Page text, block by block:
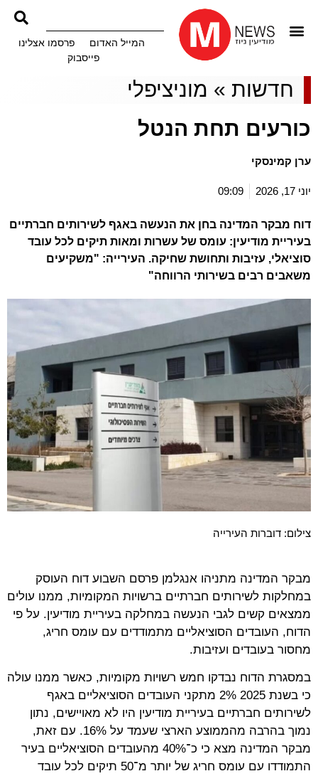
המייל האדום
פרסמו אצלינו
פייסבוק
חדשות» מוניציפלי
כורעים תחת הנטל
ערן קמינסקי
יוני 17, 2026 09:09
דוח מבקר המדינה בחן את הנעשה באגף לשירותים חברתיים
בעיריית מודיעין: עומס של עשרות ומאות תיקים לכל עובד
סוציאלי, עזיבות ותחושת שחיקה. העירייה: "משקיעים
משאבים רבים בשירותי הרווחה"
צילום: דוברות העירייה
מבקר המדינה מתניהו אנגלמן פרסם השבוע דוח העוסק
במחלקות לשירותים חברתיים ברשויות המקומיות, ממנו עולים
ממצאים קשים לגבי הנעשה במחלקה בעיריית מודיעין. על פי
הדוח, העובדים הסוציאליים מתמודדים עם עומס חריג,
מחסור בעובדים ועזיבות.
במסגרת הדוח נבדקו חמש רשויות מקומיות, כאשר ממנו עולה
כי בשנת 2025 2% מתקני העובדים הסוציאליים באגף
לשירותים חברתיים בעיריית מודיעין היו לא מאויישים, נתון
נמוך בהרבה מהממוצע הארצי שעמד על 16%. עם זאת,
מבקר המדינה מצא כי כ־40% מהעובדים הסוציאליים בעיר
התמודדו עם עומס חריג של יותר מ־50 תיקים לכל עובד